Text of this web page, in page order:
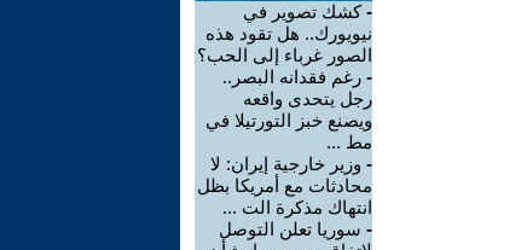
-كشك تصوير في
نيويورك.. هل تقود هذه
الصور غرباء إلى الحب؟
- رغم فقدانه البصر..
رجل يتحدى واقعه
ويصنع خبز التورتيلا في
مط ...
- وزير خارجية إيران: لا
محادثات مع أمريكا بظل
انتهاك مذكرة الت ...
- سوريا تعلن التوصل